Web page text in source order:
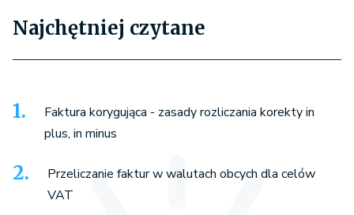
Najchętniej czytane
Faktura korygująca - zasady rozliczania korekty in
plus, in minus
Przeliczanie faktur w walutach obcych dla celów
VAT